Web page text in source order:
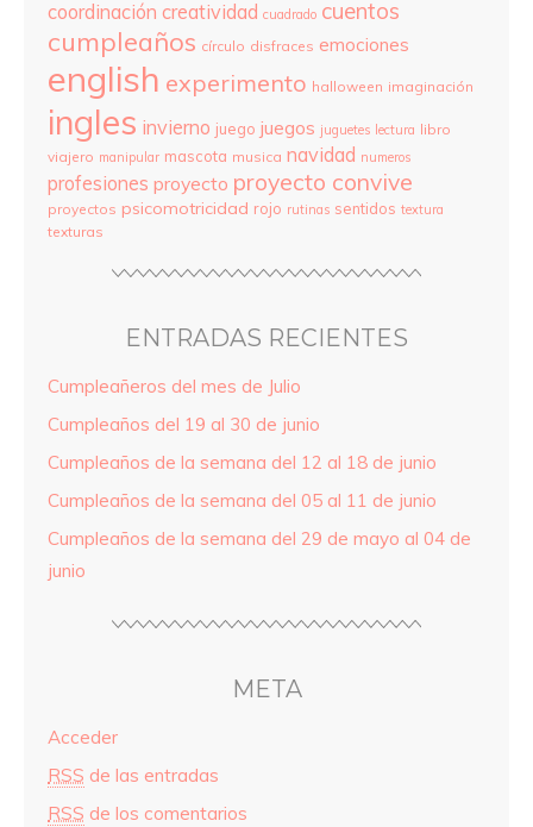
coordinación creatividad cuadrado cuentos
cumpleaños círculo disfraces emociones
english experimento halloween imaginación
ingles invierno juego juegos juguetes lectura libro
viajero manipular mascota musica navidad numeros
profesiones proyecto proyecto convive
proyectos psicomotricidad rojo rutinas sentidos textura
texturas
ENTRADAS RECIENTES
Cumpleañeros del mes de Julio
Cumpleaños del 19 al 30 de junio
Cumpleaños de la semana del 12 al 18 de junio
Cumpleaños de la semana del 05 al 11 de junio
Cumpleaños de la semana del 29 de mayo al 04 de
junio
META
Acceder
RSS de las entradas
RSS de los comentarios